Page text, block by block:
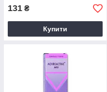
131 ₴
Купити